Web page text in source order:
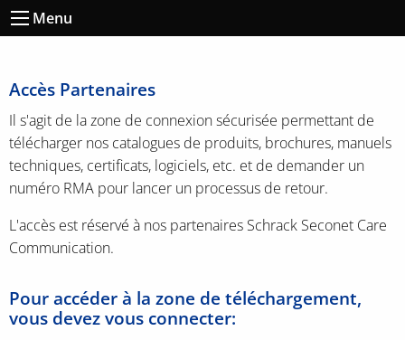
Menu
Accès Partenaires
Il s'agit de la zone de connexion sécurisée permettant de
télécharger nos catalogues de produits, brochures, manuels
techniques, certificats, logiciels, etc. et de demander un
numéro RMA pour lancer un processus de retour.
L'accès est réservé à nos partenaires Schrack Seconet Care
Communication.
Pour accéder à la zone de téléchargement,
vous devez vous connecter: